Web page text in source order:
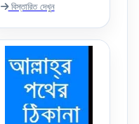
বিস্তারিত দেখুন